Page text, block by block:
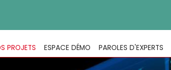
PROJETS ESPACE DÉMO PAROLES D'EXPERTS